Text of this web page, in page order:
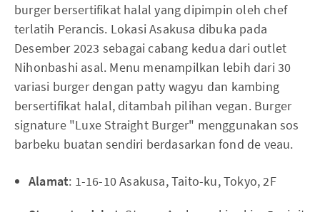
burger bersertifikat halal yang dipimpin oleh chef
terlatih Perancis. Lokasi Asakusa dibuka pada
Desember 2023 sebagai cabang kedua dari outlet
Nihonbashi asal. Menu menampilkan lebih dari 30
variasi burger dengan patty wagyu dan kambing
bersertifikat halal, ditambah pilihan vegan. Burger
signature "Luxe Straight Burger" menggunakan sos
barbeku buatan sendiri berdasarkan fond de veau.
Alamat: 1-16-10 Asakusa, Taito-ku, Tokyo, 2F